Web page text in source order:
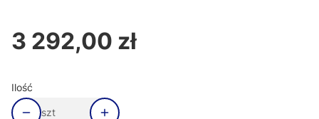
Cena
3 292,00 zł
Ilość
szt